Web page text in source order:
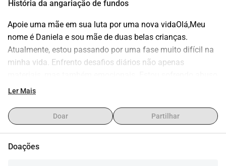
História da angariação de fundos
Apoie uma mãe em sua luta por uma nova vidaOlá,Meu
nome é Daniela e sou mãe de duas belas crianças.
Atualmente, estou passando por uma fase muito difícil na
minha vida. Enfrento desafios diários não apenas
mental e físico de uma pessoa com quem um dia
relacionamento e uma criança, mas, apesar disso, continua
a exercer pressão e controle sobre mim, a fim de me
uma foto por razões de segurança temo por mim e por
Ler Mais
Doar Partilhar
Doações